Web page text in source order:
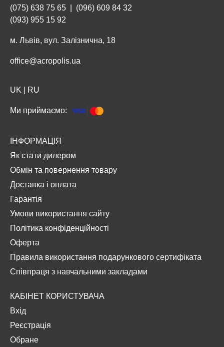
(075) 638 75 65
(096) 609 84 32
(093) 955 15 92
м. Львів, вул. Залізнична, 18
office@acropolis.ua
UK RU
Ми приймаємо:
ІНФОРМАЦІЯ
Як стати дилером
Обмін та повернення товару
Доставка і оплата
Гарантія
Умови використання сайту
Політика конфіденційності
Оферта
Правила використання подарункового сертифіката
Співпраця з навчальними закладами
КАБІНЕТ КОРИСТУВАЧА
Вхід
Реєстрація
Обране